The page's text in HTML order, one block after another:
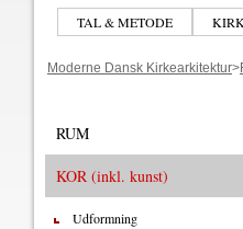
TAL & METODE
Moderne Dansk Kirkearkitektur>
RUM
KOR (inkl. kunst)
Udformning